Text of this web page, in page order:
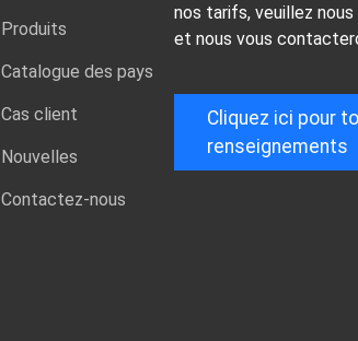
Produits
Catalogue des pays
Cas client
Nouvelles
Contactez-nous
nos tarifs, veuillez
et nous vous
Cliquez ici pour
renseignements